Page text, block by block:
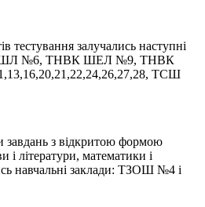
тестування залучались наступні
ШЛ №6, ТНВК ШЕЛ №9, ТНВК
ТСШ
завдань з відкритою формою
і літератури, математики і
навчальні заклади: ТЗОШ №4 і